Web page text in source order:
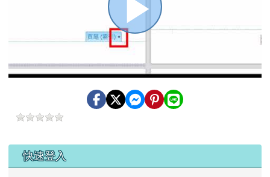
播
放
影
左邊區域內容
快速登入